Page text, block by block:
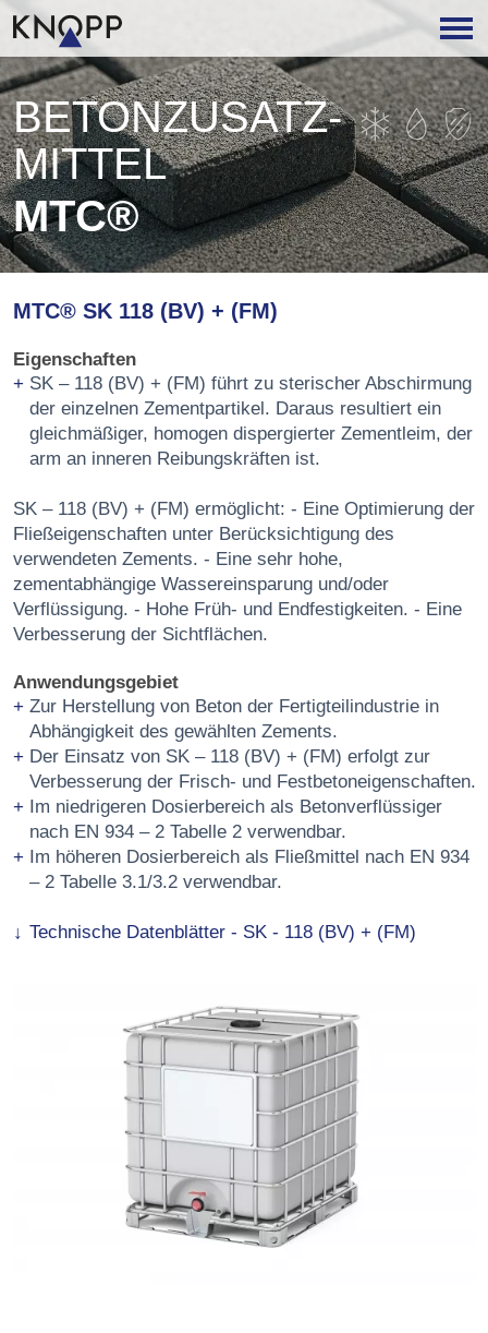
BETON­ZUSATZ­
MITTEL
MTC®
MTC® SK 118 (BV) + (FM)
Eigenschaften
SK – 118 (BV) + (FM) führt zu sterischer Abschirmung
der einzelnen Zementpartikel. Daraus resultiert ein
gleichmäßiger, homogen dispergierter Zementleim, der
arm an inneren Reibungskräften ist.
SK – 118 (BV) + (FM) ermöglicht: - Eine Optimierung der
Fließeigenschaften unter Berücksichtigung des
verwendeten Zements. - Eine sehr hohe,
zementabhängige Wassereinsparung und/oder
Verflüssigung. - Hohe Früh- und Endfestigkeiten. - Eine
Verbesserung der Sichtflächen.
Anwendungsgebiet
Zur Herstellung von Beton der Fertigteilindustrie in
Abhängigkeit des gewählten Zements.
Der Einsatz von SK – 118 (BV) + (FM) erfolgt zur
Verbesserung der Frisch- und Festbetoneigenschaften.
Im niedrigeren Dosierbereich als Betonverflüssiger
nach EN 934 – 2 Tabelle 2 verwendbar.
Im höheren Dosierbereich als Fließmittel nach EN 934
– 2 Tabelle 3.1/3.2 verwendbar.
Technische Datenblätter - SK - 118 (BV) + (FM)